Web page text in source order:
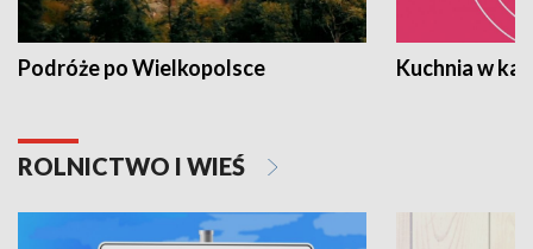
Podróże po Wielkopolsce Kuchnia w
ROLNICTWO I WIEŚ